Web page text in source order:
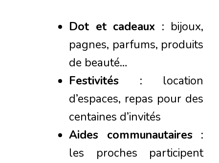
Dot et cadeaux : bijoux,
pagnes, parfums, produits
de beauté…
Festivités : location
d’espaces, repas pour des
centaines d’invités
Aides communautaires:
les proches participent